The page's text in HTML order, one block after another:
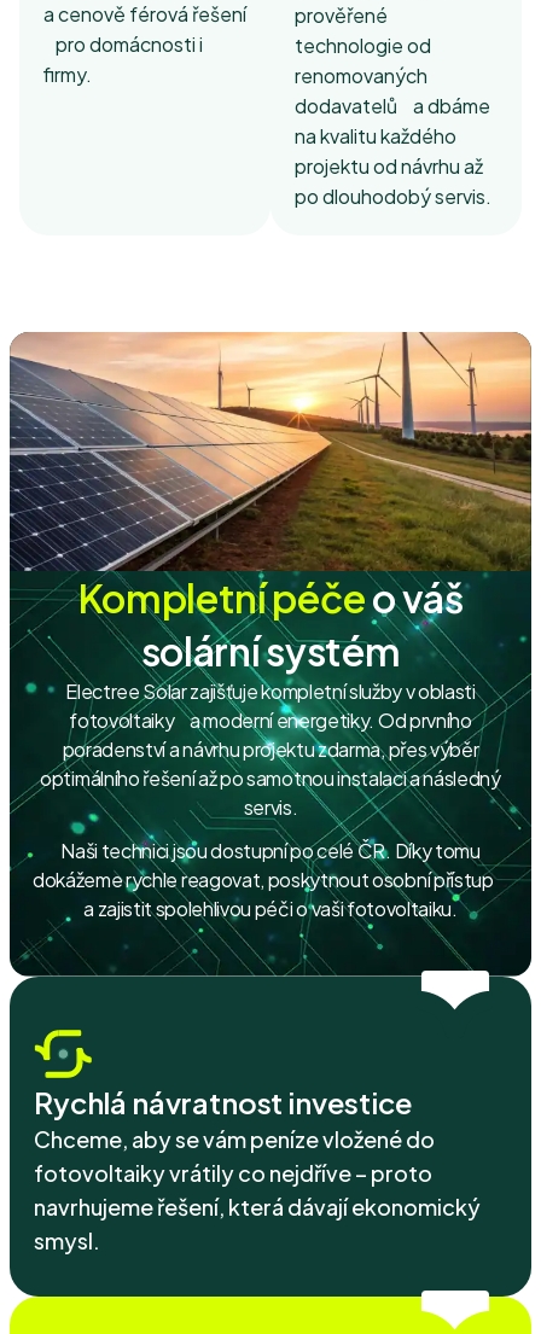
a cenově férová řešení
pro domácnosti i
firmy.
prověřené
technologie od
renomovaných
dodavatelů a dbáme
na kvalitu každého
projektu od návrhu až
po dlouhodobý servis.
Kompletní péčeo váš
solární systém
Electree Solar zajišťuje kompletní služby v oblasti
fotovoltaiky a moderní energetiky. Od prvního
poradenství a návrhu projektu zdarma, přes výběr
optimálního řešení až po samotnou instalaci a následný
servis.
Naši technici jsou dostupní po celé ČR. Díky tomu
dokážeme rychle reagovat, poskytnout osobní přístup
a zajistit spolehlivou péči o vaši fotovoltaiku.
Rychlá návratnost investice
Chceme, aby se vám peníze vložené do
fotovoltaiky vrátily co nejdříve – proto
navrhujeme řešení, která dávají ekonomický
smysl.